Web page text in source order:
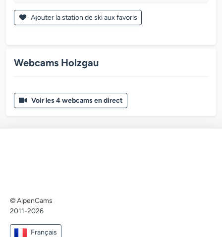
Ajouter la station de ski aux favoris
Webcams Holzgau
Voir les 4 webcams en direct
© AlpenCams
2011-2026
Français